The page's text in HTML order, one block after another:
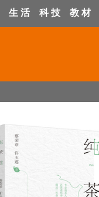
生 活 科 技 教 材